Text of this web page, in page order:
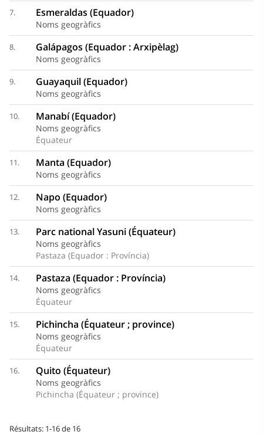
7. Esmeraldas (Equador)
Noms geogràfics
8. Galápagos (Equador : Arxipèlag)
Noms geogràfics
9. Guayaquil (Equador)
Noms geogràfics
10. Manabí (Equador)
Noms geogràfics
Équateur
11. Manta (Equador)
Noms geogràfics
12. Napo (Equador)
Noms geogràfics
13. Parc national Yasuni (Équateur)
Noms geogràfics
Pastaza (Equador : Província)
14. Pastaza (Equador : Província)
Noms geogràfics
Équateur
15. Pichincha (Équateur ; province)
Noms geogràfics
Équateur
16. Quito (Équateur)
Noms geogràfics
Pichincha (Équateur ; province)
Résultats: 1-16 de 16